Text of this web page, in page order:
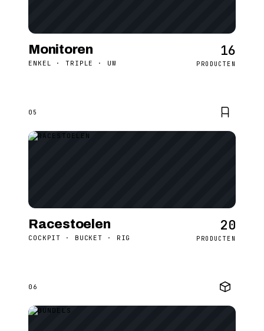
Monitoren
ENKEL · TRIPLE · UW
16
PRODUCTEN
05
Racestoelen
COCKPIT · BUCKET · RIG
20
PRODUCTEN
06